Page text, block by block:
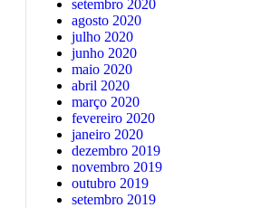
setembro 2020
agosto 2020
julho 2020
junho 2020
maio 2020
abril 2020
março 2020
fevereiro 2020
janeiro 2020
dezembro 2019
novembro 2019
outubro 2019
setembro 2019